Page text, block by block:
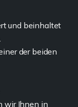
und beinhaltet
der beiden
wir Ihnen in